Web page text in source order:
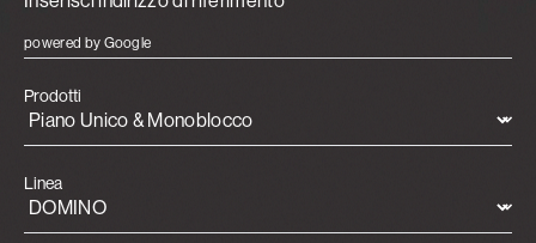
powered by Google
Prodotti
Linea